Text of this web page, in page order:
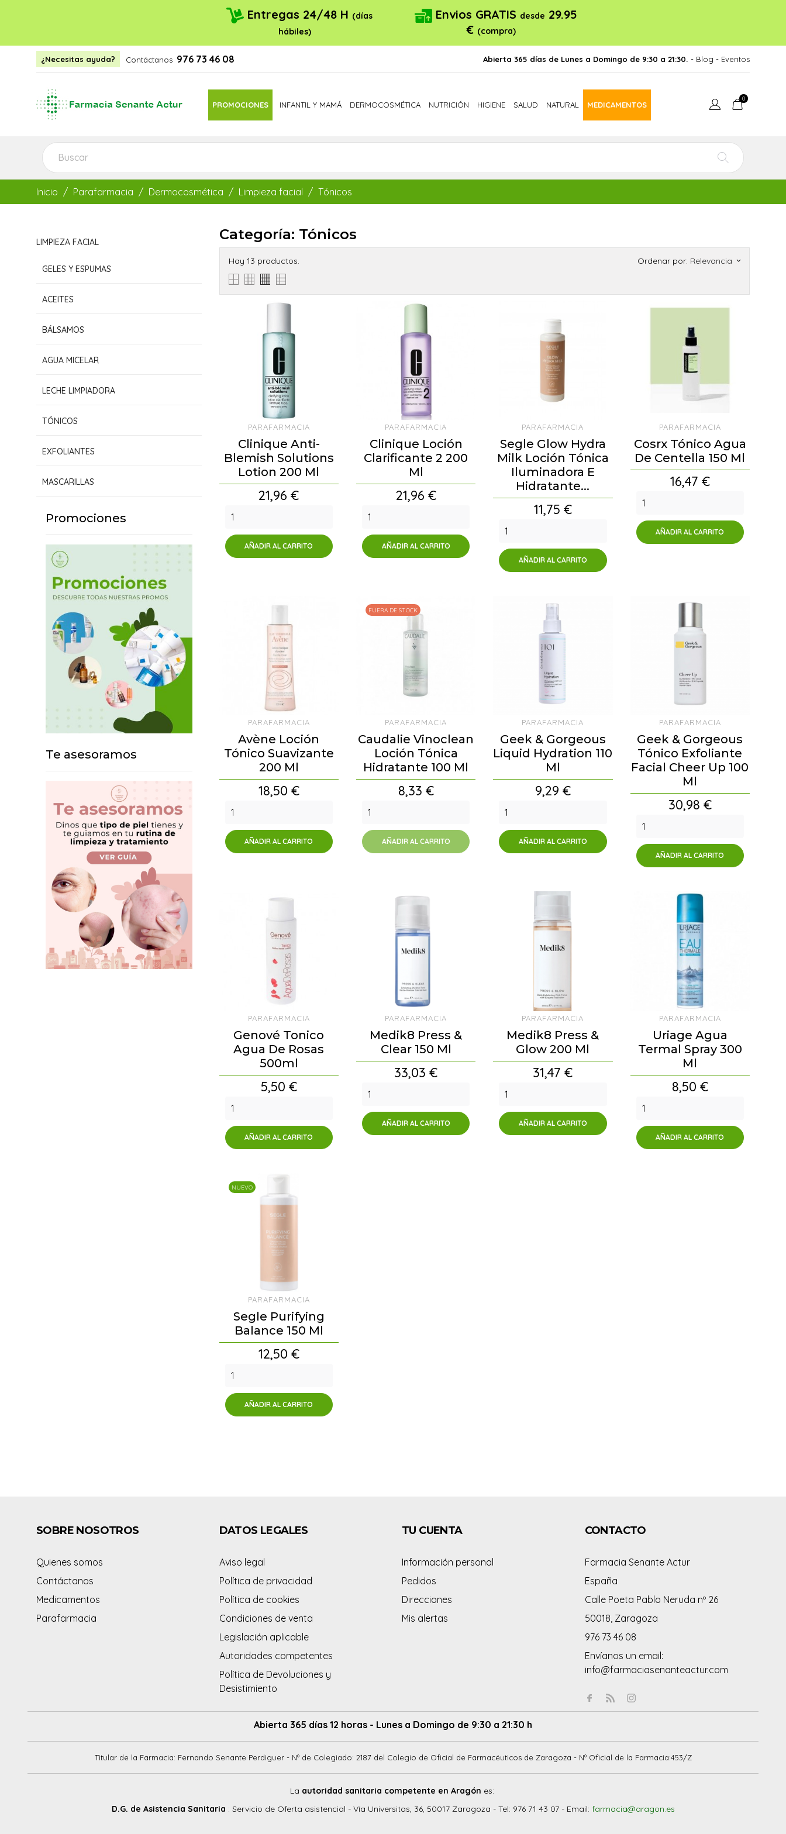
Entregas 24/48 H (días
hábiles)
Envios GRATIS desde 29.95
€ (compra)
¿Necesitas ayuda? Contáctanos 976 73 46 08 Abierta 365 días de Lunes a Domingo de 9:30 a 21:30. - Blog - Eventos
PROMOCIONES INFANTIL Y MAMÁ DERMOCOSMÉTICA NUTRICIÓN HIGIENE SALUD NATURAL MEDICAMENTOS
0
Inicio Parafarmacia Dermocosmética Limpieza facial Tónicos
LIMPIEZA FACIAL
GELES Y ESPUMAS
ACEITES
BÁLSAMOS
AGUA MICELAR
LECHE LIMPIADORA
TÓNICOS
EXFOLIANTES
MASCARILLAS
Promociones
Te asesoramos
Categoría: Tónicos
Hay 13 productos. Ordenar por: Relevancia keyboard_arrow_down
PARAFARMACIA
Clinique Anti-
Blemish Solutions
Lotion 200 Ml
Precio
21,96 €
AÑADIR AL CARRITO
PARAFARMACIA
Clinique Loción
Clarificante 2 200
Ml
Precio
21,96 €
AÑADIR AL CARRITO
PARAFARMACIA
Segle Glow Hydra
Milk Loción Tónica
Iluminadora E
Hidratante...
Precio
11,75 €
AÑADIR AL CARRITO
PARAFARMACIA
Cosrx Tónico Agua
De Centella 150 Ml
Precio
16,47 €
AÑADIR AL CARRITO
PARAFARMACIA
Avène Loción
Tónico Suavizante
200 Ml
Precio
18,50 €
AÑADIR AL CARRITO
PARAFARMACIA
Caudalie Vinoclean
Loción Tónica
Hidratante 100 Ml
Precio
8,33 €
AÑADIR AL CARRITO
FUERA DE STOCK
PARAFARMACIA
Geek & Gorgeous
Liquid Hydration 110
Ml
Precio
9,29 €
AÑADIR AL CARRITO
PARAFARMACIA
Geek & Gorgeous
Tónico Exfoliante
Facial Cheer Up 100
Ml
Precio
30,98 €
AÑADIR AL CARRITO
PARAFARMACIA
Genové Tonico
Agua De Rosas
500ml
Precio
5,50 €
AÑADIR AL CARRITO
PARAFARMACIA
Medik8 Press &
Clear 150 Ml
Precio
33,03 €
AÑADIR AL CARRITO
PARAFARMACIA
Medik8 Press &
Glow 200 Ml
Precio
31,47 €
AÑADIR AL CARRITO
PARAFARMACIA
Uriage Agua
Termal Spray 300
Ml
Precio
8,50 €
AÑADIR AL CARRITO
PARAFARMACIA
Segle Purifying
Balance 150 Ml
Precio
12,50 €
AÑADIR AL CARRITO
NUEVO
SOBRE NOSOTROS
Quienes somos
Contáctanos
Medicamentos
Parafarmacia
DATOS LEGALES
Aviso legal
Política de privacidad
Política de cookies
Condiciones de venta
Legislación aplicable
Autoridades competentes
Política de Devoluciones y
Desistimiento
TU CUENTA
Información personal
Pedidos
Direcciones
Mis alertas
CONTACTO
Farmacia Senante Actur
España
Calle Poeta Pablo Neruda nº 26
50018, Zaragoza
976 73 46 08
Envíanos un email:
info@farmaciasenanteactur.com
Abierta 365 días 12 horas - Lunes a Domingo de 9:30 a 21:30 h
Titular de la Farmacia: Fernando Senante Perdiguer - Nº de Colegiado: 2187 del Colegio de Oficial de Farmacéuticos de Zaragoza - Nº Oficial de la Farmacia:453/Z
La autoridad sanitaria competente en Aragón es:
D.G. de Asistencia Sanitaria : Servicio de Oferta asistencial - Vía Universitas, 36, 50017 Zaragoza - Tel: 976 71 43 07 - Email: farmacia@aragon.es